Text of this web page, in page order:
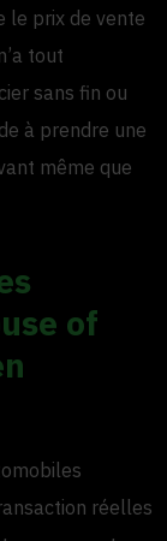
le prix de vente
tout
sans fin ou
à prendre une
même que
of
réelles